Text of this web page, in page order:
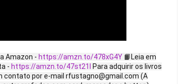
Amazon - https://amzn.to/478xG4Y 📙Leia em
- https://amzn.to/47st21l
Para adquirir os livros
contato por e-mail rfustagno@gmail.com (A